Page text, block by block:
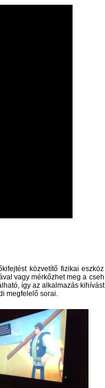
közvetítő fizikai eszköz
vagy mérkőzhet meg a cseh
így az alkalmazás kihívást
megfelelő sorai.